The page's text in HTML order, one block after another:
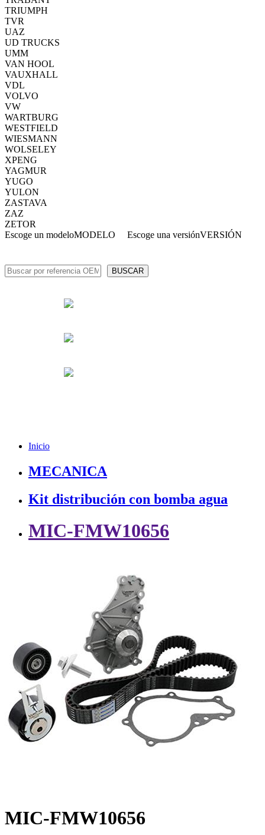
TRIUMPH
TVR
UAZ
UD TRUCKS
UMM
VAN HOOL
VAUXHALL
VDL
VOLVO
VW
WARTBURG
WESTFIELD
WIESMANN
WOLSELEY
XPENG
YAGMUR
YUGO
YULON
ZASTAVA
ZAZ
ZETOR
Escoge un modeloMODELO Escoge una versiónVERSIÓN
Inicio
MECANICA
Kit distribución con bomba agua
MIC-FMW10656
MIC-FMW10656